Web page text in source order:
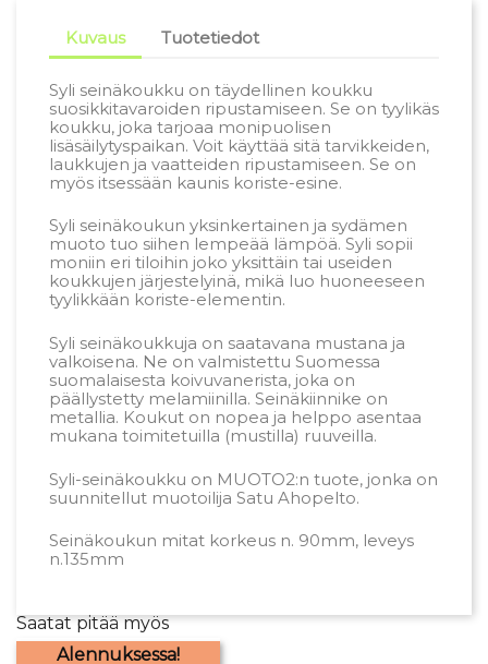
Kuvaus Tuotetiedot
Syli seinäkoukku on täydellinen koukku
suosikkitavaroiden ripustamiseen. Se on tyylikäs
koukku, joka tarjoaa monipuolisen
lisäsäilytyspaikan. Voit käyttää sitä tarvikkeiden,
laukkujen ja vaatteiden ripustamiseen. Se on
myös itsessään kaunis koriste-esine.
Syli seinäkoukun yksinkertainen ja sydämen
muoto tuo siihen lempeää lämpöä. Syli sopii
moniin eri tiloihin joko yksittäin tai useiden
koukkujen järjestelyinä, mikä luo huoneeseen
tyylikkään koriste-elementin.
Syli seinäkoukkuja on saatavana mustana ja
valkoisena. Ne on valmistettu Suomessa
suomalaisesta koivuvanerista, joka on
päällystetty melamiinilla. Seinäkiinnike on
metallia. Koukut on nopea ja helppo asentaa
mukana toimitetuilla (mustilla) ruuveilla.
Syli-seinäkoukku on MUOTO2:n tuote, jonka on
suunnitellut muotoilija Satu Ahopelto.
Seinäkoukun mitat korkeus n. 90mm, leveys
n.135mm
Saatat pitää myös
Alennuksessa!